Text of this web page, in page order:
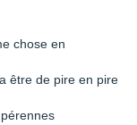
chose en
être de pire en pire